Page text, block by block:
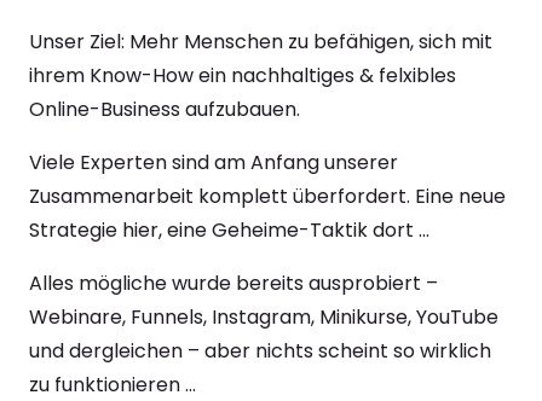
Unser Ziel: Mehr Menschen zu befähigen, sich mit
ihrem Know-How ein nachhaltiges & felxibles
Online-Business aufzubauen.
Viele Experten sind am Anfang unserer
Zusammenarbeit komplett überfordert. Eine neue
Strategie hier, eine Geheime-Taktik dort ...
Alles mögliche wurde bereits ausprobiert –
Webinare, Funnels, Instagram, Minikurse, YouTube
und dergleichen – aber nichts scheint so wirklich
zu funktionieren ...